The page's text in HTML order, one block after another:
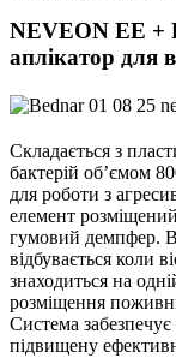
NEVEON EE +
аплікатор для
Складається з
бактерій об’ємом
для роботи з
елемент розміщений
гумовий демпфер.
відбувається коли
знаходиться на
розміщення
Система
підвищену